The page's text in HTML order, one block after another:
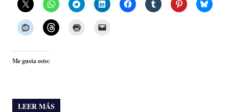
Me gusta esto:
LEER MÁS